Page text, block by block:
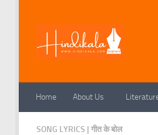
Home About Us
SONG LYRICS | गीत के बोल